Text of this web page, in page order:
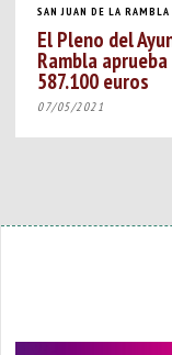
SAN JUAN DE LA RAMBLA
El Pleno del
Rambla
587.100 euros
07/05/2021